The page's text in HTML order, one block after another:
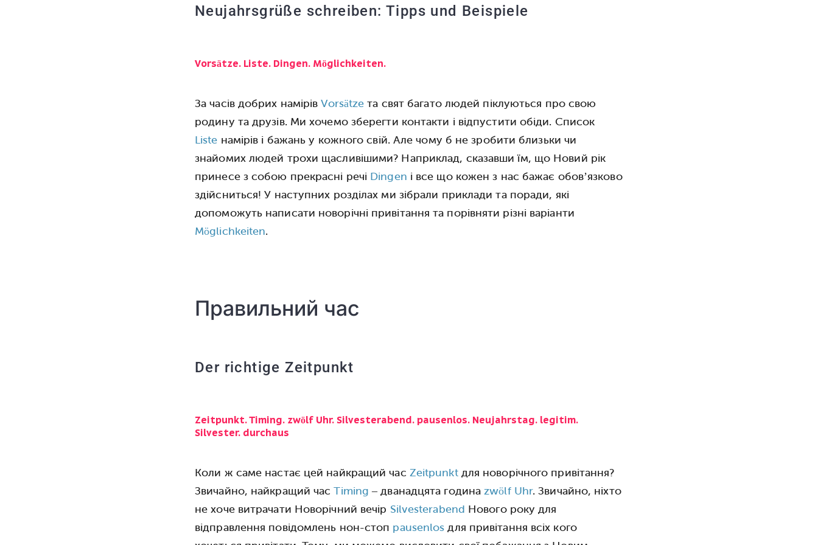
Neujahrsgrüße schreiben: Tipps und Beispiele
Vorsätze. Liste. Dingen. Möglichkeiten.
За часів добрих намірівVorsätze та свят багато людей піклуються про свою
родину та друзів. Ми хочемо зберегти контакти і відпустити обіди. Список
Liste намірів і бажань у кожного свій. Але чому б не зробити близьки чи
знайомих людей трохи щасливішими? Наприклад, сказавши їм, що Новий рік
принесе з собою прекрасні речі Dingen і все що кожен з нас бажає обов’язково
здійсниться! У наступних розділах ми зібрали приклади та поради, які
допоможуть написати новорічні привітання та порівняти різні варіанти
Möglichkeiten.
Правильний час
Der richtige Zeitpunkt
Zeitpunkt. Timing. zwölf Uhr. Silvesterabend. pausenlos. Neujahrstag. legitim.
Silvester. durchaus
Коли ж саме настає цей найкращий час Zeitpunktдля новорічного привітання?
Звичайно, найкращий часTiming – дванадцята годинаzwölf Uhr. Звичайно, ніхто
не хоче витрачати Новорічний вечір Silvesterabend Нового року для
відправлення повідомлень нон-стоп pausenlos для привітання всіх кого